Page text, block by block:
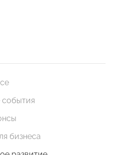
события
бизнеса